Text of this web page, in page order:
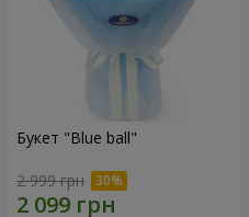
Букет "Blue ball"
2 999 грн